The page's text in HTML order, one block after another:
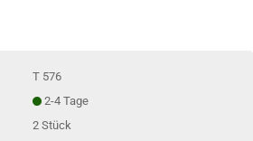
T 576
2-4 Tage
2Stück